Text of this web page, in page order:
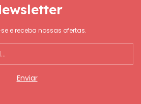
e receba nossas ofertas.